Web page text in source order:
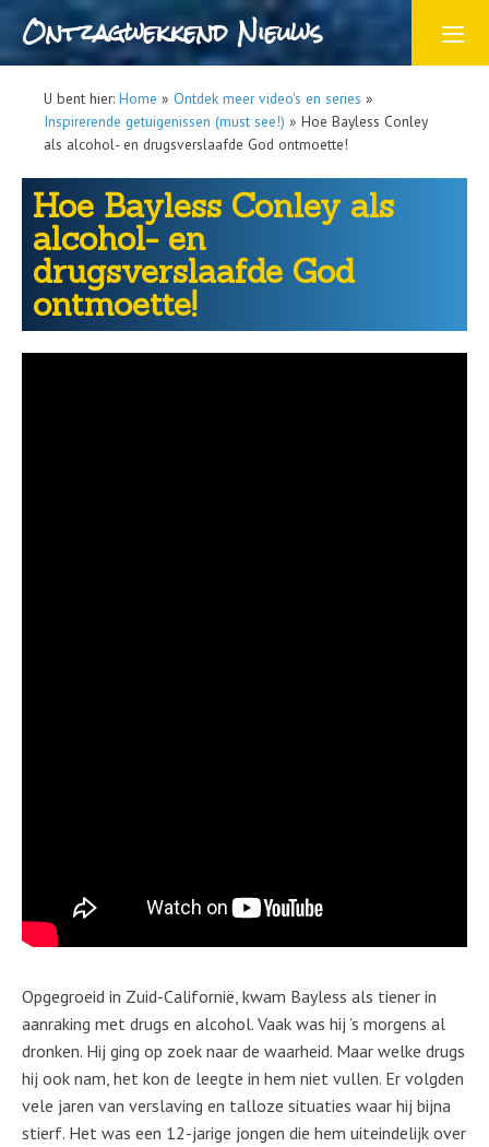
Ontzagwekkend Nieuws
U bent hier: Home » Ontdek meer video's en series »
Inspirerende getuigenissen (must see!) » Hoe Bayless Conley
als alcohol- en drugsverslaafde God ontmoette!
Hoe Bayless Conley als
alcohol- en
drugsverslaafde God
ontmoette!
Opgegroeid in Zuid-Californië, kwam Bayless als tiener in
aanraking met drugs en alcohol. Vaak was hij ’s morgens al
dronken. Hij ging op zoek naar de waarheid. Maar welke drugs
hij ook nam, het kon de leegte in hem niet vullen. Er volgden
vele jaren van verslaving en talloze situaties waar hij bijna
stierf. Het was een 12-jarige jongen die hem uiteindelijk over